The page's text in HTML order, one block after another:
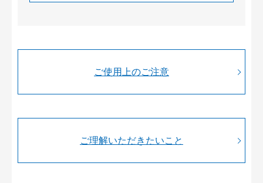
ご使用上のご注意
ご理解いただきたいこと